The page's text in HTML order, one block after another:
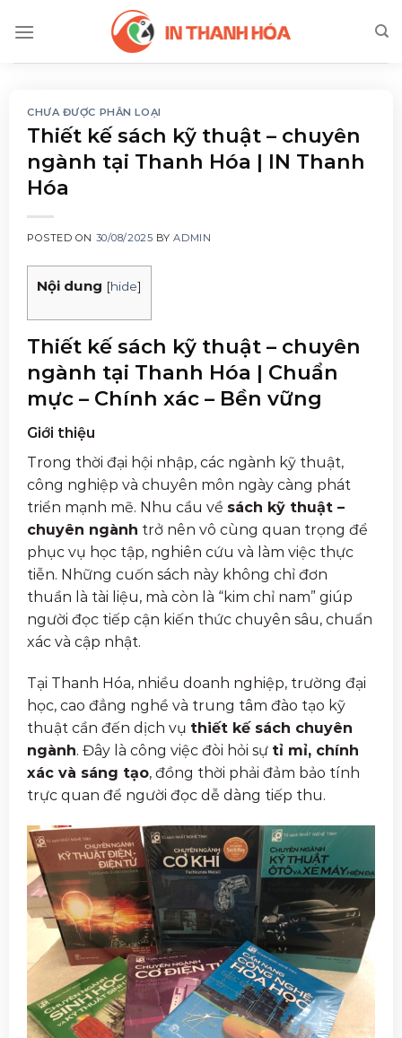
CHƯA ĐƯỢC PHÂN LOẠI
Thiết kế sách kỹ thuật – chuyên
ngành tại Thanh Hóa | IN Thanh
Hóa
POSTED ON 30/08/2025 BYADMIN
Nội dung [hide]
Thiết kế sách kỹ thuật – chuyên
ngành tại Thanh Hóa | Chuẩn
mực – Chính xác – Bền vững
Giới thiệu
Trong thời đại hội nhập, các ngành kỹ thuật,
công nghiệp và chuyên môn ngày càng phát
triển mạnh mẽ. Nhu cầu về sách kỹ thuật –
chuyên ngành trở nên vô cùng quan trọng để
phục vụ học tập, nghiên cứu và làm việc thực
tiễn. Những cuốn sách này không chỉ đơn
thuần là tài liệu, mà còn là “kim chỉ nam” giúp
người đọc tiếp cận kiến thức chuyên sâu, chuẩn
xác và cập nhật.
Tại Thanh Hóa, nhiều doanh nghiệp, trường đại
học, cao đẳng nghề và trung tâm đào tạo kỹ
thuật cần đến dịch vụ thiết kế sách chuyên
ngành. Đây là công việc đòi hỏi sự tỉ mỉ, chính
xác và sáng tạo, đồng thời phải đảm bảo tính
trực quan để người đọc dễ dàng tiếp thu.